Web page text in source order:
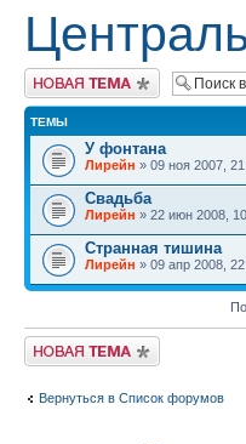
Новая тема
ТЕМЫ
У фонтана
Лирейн » 09 ноя 2007,
Свадьба
Лирейн » 22 июн 2008,
Странная тишина
Лирейн » 09 апр 2008,
Новая тема
Вернуться в Список форумов